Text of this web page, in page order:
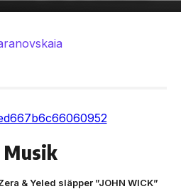
Musik
& Yeled släpper ”JOHN WICK”